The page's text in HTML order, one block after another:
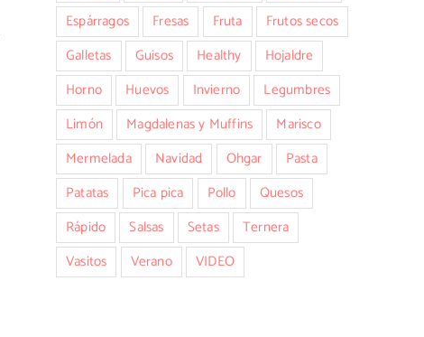
Espárragos
Fresas Fruta
Frutos secos
Galletas
Guisos Healthy
Hojaldre
Horno
Huevos Invierno
Legumbres
Limón
Magdalenas y Muffins
Marisco
Mermelada
Navidad Ohgar
Pasta
Patatas
Pica pica Pollo
Quesos
Rápido
Salsas Setas
Ternera
Vasitos
Verano VIDEO